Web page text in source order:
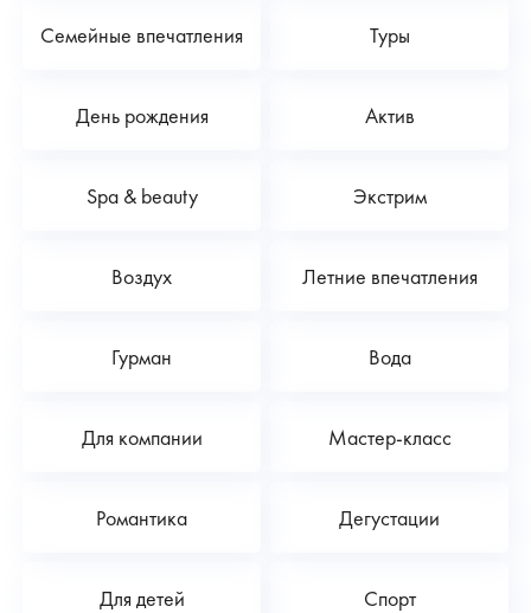
Семейные впечатления Туры
День рождения Актив
Spa & beauty Экстрим
Воздух Летние впечатления
Гурман Вода
Для компании Мастер-класс
Романтика Дегустации
Для детей Спорт